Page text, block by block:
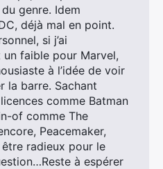
genre. Idem
déjà mal en point.
si j’ai
faible pour Marvel,
à l’idée de voir
la barre. Sachant
comme Batman
of comme The
Peacemaker,
être radieux pour le
à espérer